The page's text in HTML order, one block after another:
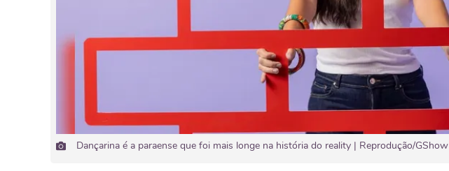
Dançarina é a paraense que foi mais longe na história do reality | Reprodução/GShow